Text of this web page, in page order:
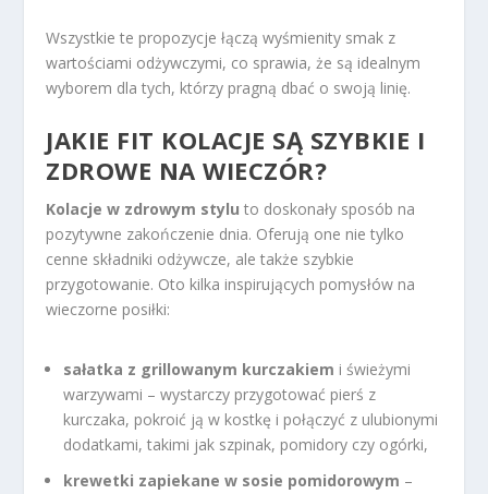
Wszystkie te propozycje łączą wyśmienity smak z
wartościami odżywczymi, co sprawia, że są idealnym
wyborem dla tych, którzy pragną dbać o swoją linię.
JAKIE FIT KOLACJE SĄ SZYBKIE I
ZDROWE NA WIECZÓR?
Kolacje w zdrowym stylu to doskonały sposób na
pozytywne zakończenie dnia. Oferują one nie tylko
cenne składniki odżywcze, ale także szybkie
przygotowanie. Oto kilka inspirujących pomysłów na
wieczorne posiłki:
sałatka z grillowanym kurczakiem i świeżymi
warzywami – wystarczy przygotować pierś z
kurczaka, pokroić ją w kostkę i połączyć z ulubionymi
dodatkami, takimi jak szpinak, pomidory czy ogórki,
krewetki zapiekane w sosie pomidorowym –